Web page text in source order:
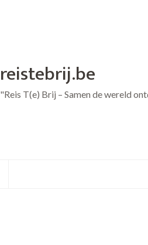
reistebrij.be
"Reis T(e) Brij – Samen de wereld